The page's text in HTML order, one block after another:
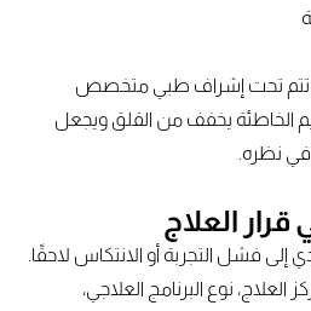
تتم تحت إشراف طبي متخصص
الخاطئة يخفف من القلق ويجعل
في نظره.
فشل التجربة أو الانتكاس لاحقًا.
نوع البرنامج العلاجي،